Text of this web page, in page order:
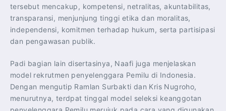
tersebut mencakup, kompetensi, netralitas, akuntabilitas,
transparansi, menjunjung tinggi etika dan moralitas,
independensi, komitmen terhadap hukum, serta partisipasi
dan pengawasan publik.
Padi bagian lain disertasinya, Naafi juga menjelaskan
model rekrutmen penyelenggara Pemilu di Indonesia.
Dengan mengutip Ramlan Surbakti dan Kris Nugroho,
menurutnya, terdpat tinggal model seleksi keanggotan